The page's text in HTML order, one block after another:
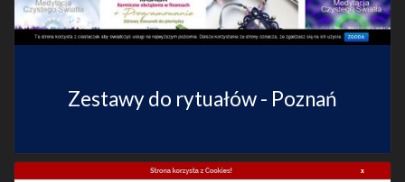
Zestawy do rytuałów - Poznań